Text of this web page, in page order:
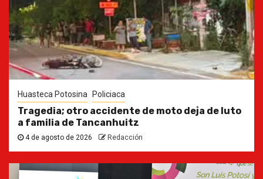
Huasteca Potosina Policiaca
Tragedia; otro accidente de moto deja de luto
a familia de Tancanhuitz
4 de agosto de 2026 Redacción